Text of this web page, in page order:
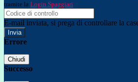
tramite la Login Spaggiari
E-mail inviata, si prega di controllare la
Errore
Chiudi
Successo